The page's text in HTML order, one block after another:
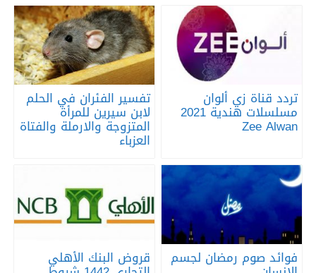
تردد قناة زي ألوان
مسلسلات هندية 2021
Zee Alwan
تفسير الفئران في الحلم
لابن سيرين للمرأة
المتزوجة والارملة والفتاة
العزباء
فوائد صوم رمضان لجسم قروض البنك الأهلي